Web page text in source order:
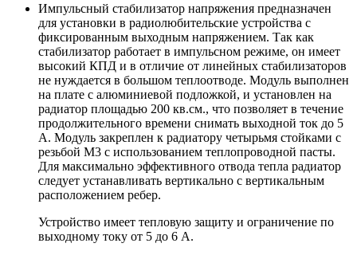
Импульсный стабилизатор напряжения предназначен
для установки в радиолюбительские устройства с
фиксированным выходным напряжением. Так как
стабилизатор работает в импульсном режиме, он имеет
высокий КПД и в отличие от линейных стабилизаторов
не нуждается в большом теплоотводе. Модуль выполнен
на плате с алюминиевой подложкой, и установлен на
радиатор площадью 200 кв.см., что позволяет в течение
продолжительного времени снимать выходной ток до 5
А. Модуль закреплен к радиатору четырьмя стойками с
резьбой М3 с использованием теплопроводной пасты.
Для максимально эффективного отвода тепла радиатор
следует устанавливать вертикально с вертикальным
расположением ребер.
Устройство имеет тепловую защиту и ограничение по
выходному току от 5 до 6 А.